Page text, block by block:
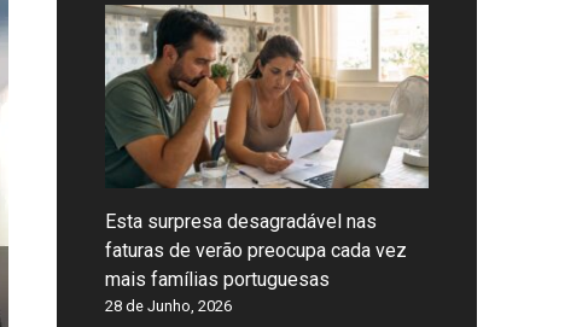
Esta surpresa desagradável nas
faturas de verão preocupa cada vez
mais famílias portuguesas
28 de Junho, 2026